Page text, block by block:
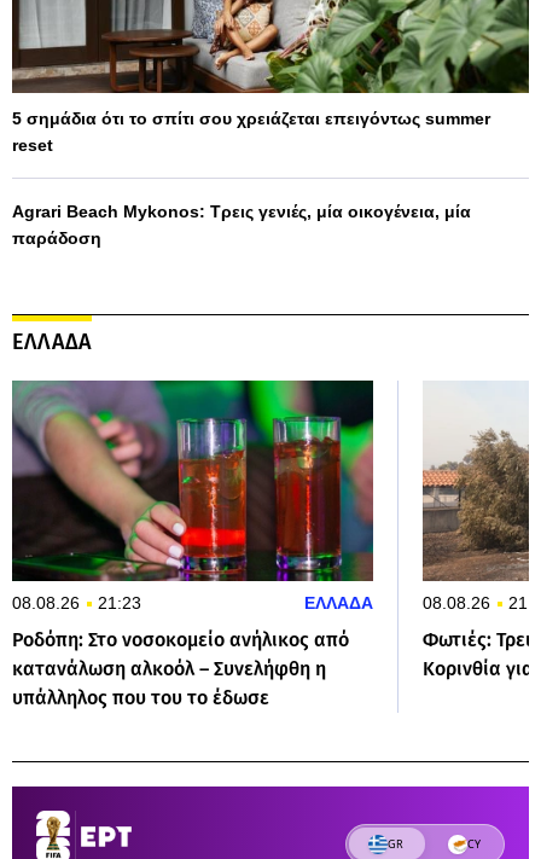
5 σημάδια ότι το σπίτι σου χρειάζεται επειγόντως summer
reset
Agrari Beach Mykonos: Τρεις γενιές, μία οικογένεια, μία
παράδοση
ΕΛΛΑΔΑ
08.08.26 21:23 ΕΛΛΑΔΑ
Ροδόπη: Στο νοσοκομείο ανήλικος από
κατανάλωση αλκοόλ – Συνελήφθη η
υπάλληλος που του το έδωσε
08.08.26
Φωτιές:
Κορινθία